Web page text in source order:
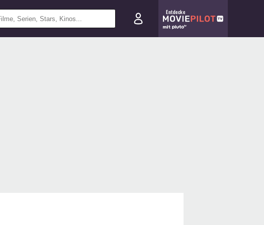
Entdecke